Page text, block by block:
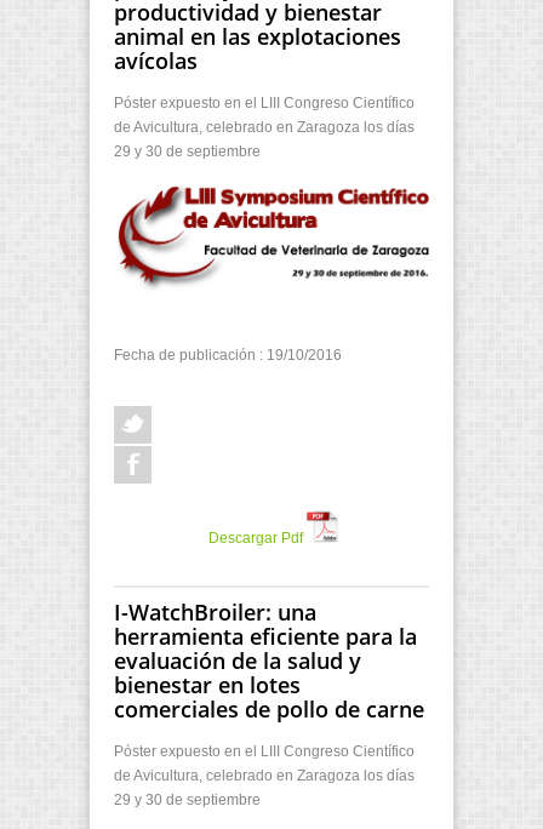
productividad y bienestar
animal en las explotaciones
avícolas
Póster expuesto en el LIII Congreso Científico
de Avicultura, celebrado en Zaragoza los días
29 y 30 de septiembre
Fecha de publicación : 19/10/2016
Descargar Pdf
I-WatchBroiler: una
herramienta eficiente para la
evaluación de la salud y
bienestar en lotes
comerciales de pollo de carne
Póster expuesto en el LIII Congreso Científico
de Avicultura, celebrado en Zaragoza los días
29 y 30 de septiembre